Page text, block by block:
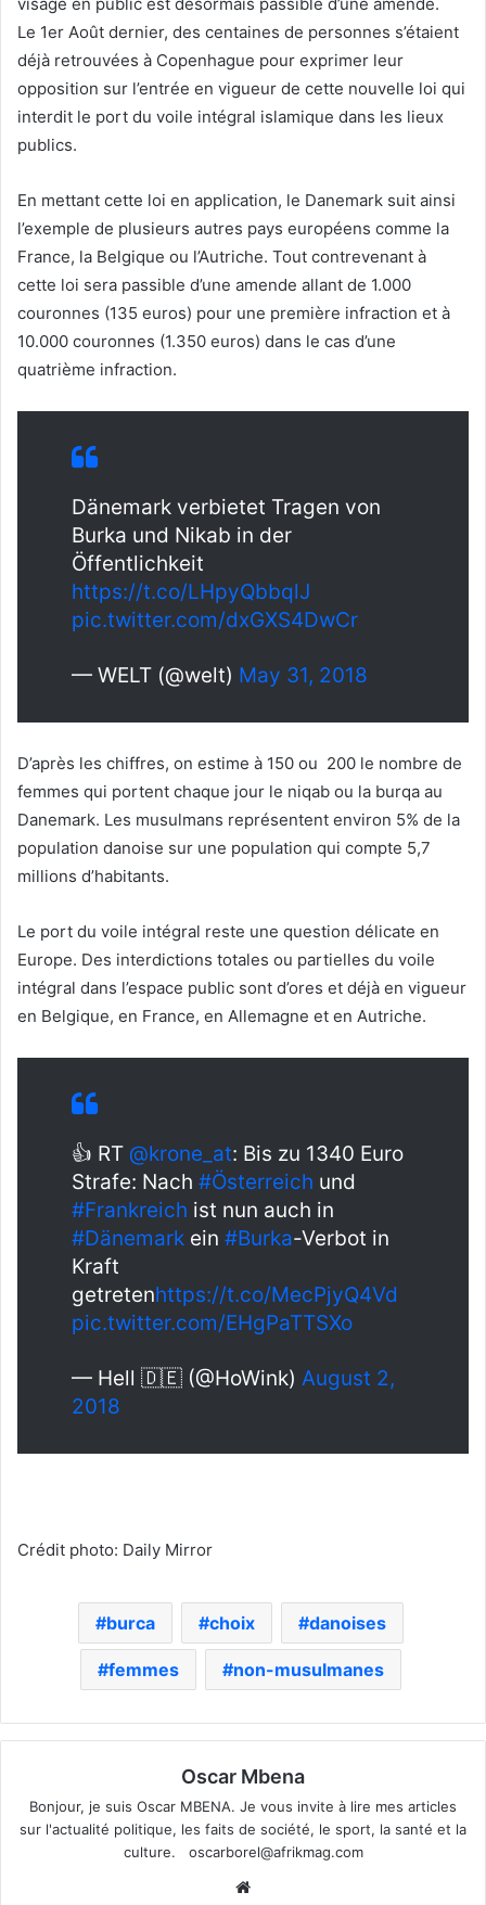
Le 1er Août dernier, des centaines de personnes s’étaient
déjà retrouvées à Copenhague pour exprimer leur
opposition sur l’entrée en vigueur de cette nouvelle loi qui
interdit le port du voile intégral islamique dans les lieux
publics.
En mettant cette loi en application, le Danemark suit ainsi
l’exemple de plusieurs autres pays européens comme la
France, la Belgique ou l’Autriche. Tout contrevenant à
cette loi sera passible d’une amende allant de 1.000
couronnes (135 euros) pour une première infraction et à
10.000 couronnes (1.350 euros) dans le cas d’une
quatrième infraction.
Dänemark verbietet Tragen von
Burka und Nikab in der
Öffentlichkeit
https://t.co/LHpyQbbqlJ
pic.twitter.com/dxGXS4DwCr
— WELT (@welt) May 31, 2018
D’après les chiffres, on estime à 150 ou 200 le nombre de
femmes qui portent chaque jour le niqab ou la burqa au
Danemark. Les musulmans représentent environ 5% de la
population danoise sur une population qui compte 5,7
millions d’habitants.
Le port du voile intégral reste une question délicate en
Europe. Des interdictions totales ou partielles du voile
intégral dans l’espace public sont d’ores et déjà en vigueur
en Belgique, en France, en Allemagne et en Autriche.
👍 RT @krone_at: Bis zu 1340 Euro
Strafe: Nach #Österreich und
#Frankreich ist nun auch in
#Dänemark ein #Burka-Verbot in
Kraft
getretenhttps://t.co/MecPjyQ4Vd
pic.twitter.com/EHgPaTTSXo
— Hell 🇩🇪 (@HoWink) August 2,
2018
Crédit photo: Daily Mirror
burca choix danoises
femmes non-musulmanes
Oscar Mbena
Bonjour, je suis Oscar MBENA. Je vous invite à lire mes articles
sur l'actualité politique, les faits de société, le sport, la santé et la
culture. oscarborel@afrikmag.com